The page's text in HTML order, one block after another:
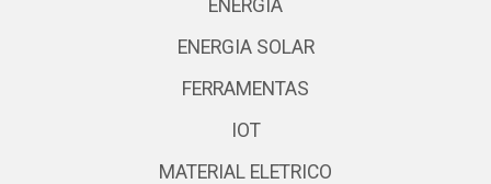
ENERGIA
ENERGIA SOLAR
FERRAMENTAS
IOT
MATERIAL ELETRICO